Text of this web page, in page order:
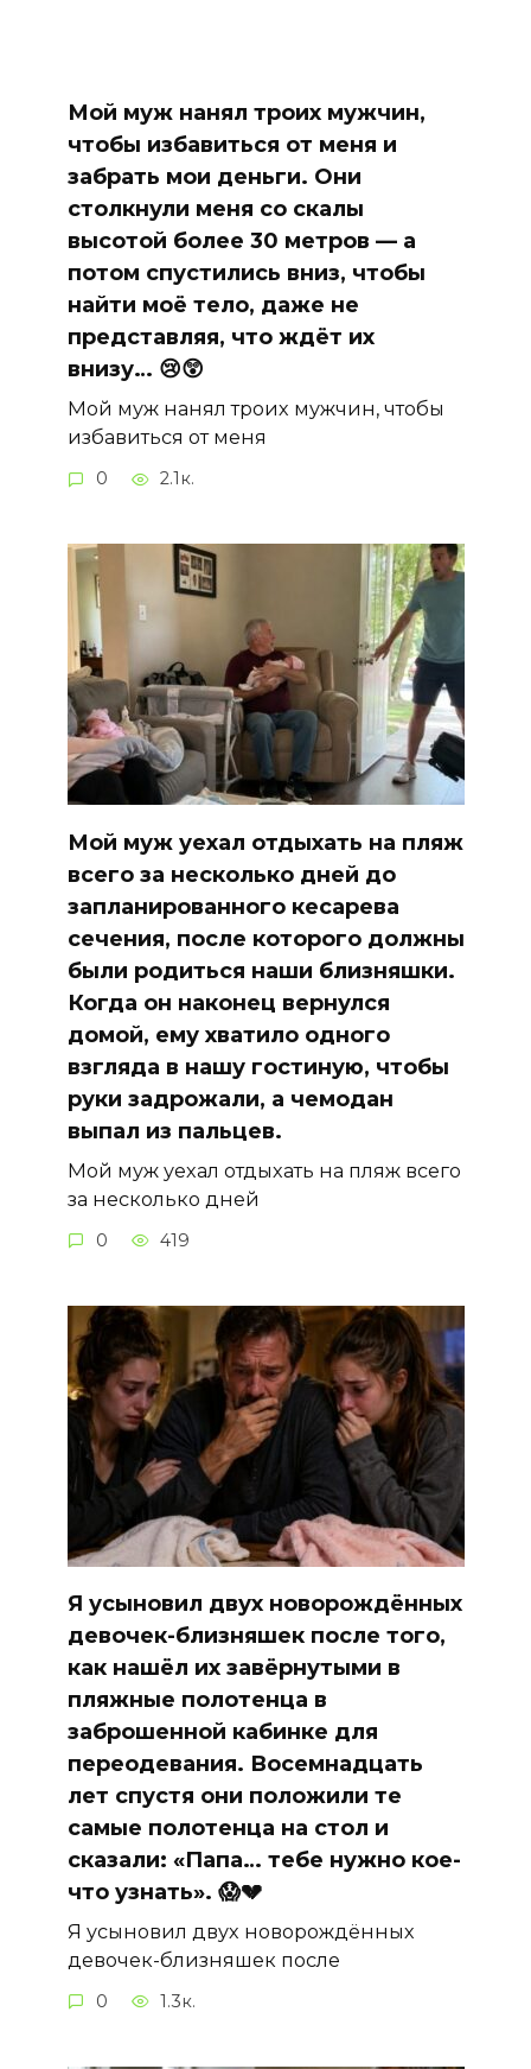
Мой муж нанял троих мужчин,
чтобы избавиться от меня и
забрать мои деньги. Они
столкнули меня со скалы
высотой более 30 метров — а
потом спустились вниз, чтобы
найти моё тело, даже не
представляя, что ждёт их
внизу… 😢😲
Мой муж нанял троих мужчин, чтобы
избавиться от меня
0 2.1к.
Мой муж уехал отдыхать на пляж
всего за несколько дней до
запланированного кесарева
сечения, после которого должны
были родиться наши близняшки.
Когда он наконец вернулся
домой, ему хватило одного
взгляда в нашу гостиную, чтобы
руки задрожали, а чемодан
выпал из пальцев.
Мой муж уехал отдыхать на пляж всего
за несколько дней
0 419
Я усыновил двух новорождённых
девочек-близняшек после того,
как нашёл их завёрнутыми в
пляжные полотенца в
заброшенной кабинке для
переодевания. Восемнадцать
лет спустя они положили те
самые полотенца на стол и
сказали: «Папа… тебе нужно кое-
что узнать». 😱💔
Я усыновил двух новорождённых
девочек-близняшек после
0 1.3к.